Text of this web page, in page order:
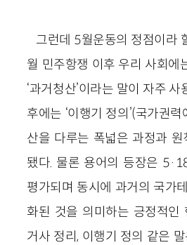
그런데 5월운동의 정점이라
월 민주항쟁 이후 우리 사회에
‘과거청산’이라는 말이 자주
후에는 ‘이행기 정의’(국가권
산을 다루는 폭넓은 과정과
됐다. 물론 용어의 등장은
평가되며 동시에 과거의 국가
화된 것을 의미하는 긍정적인
거사 정리, 이행기 정의 같은